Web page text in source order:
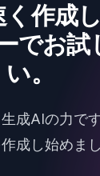
作成し
でお試
い。
成AIの力で
成し始めまし